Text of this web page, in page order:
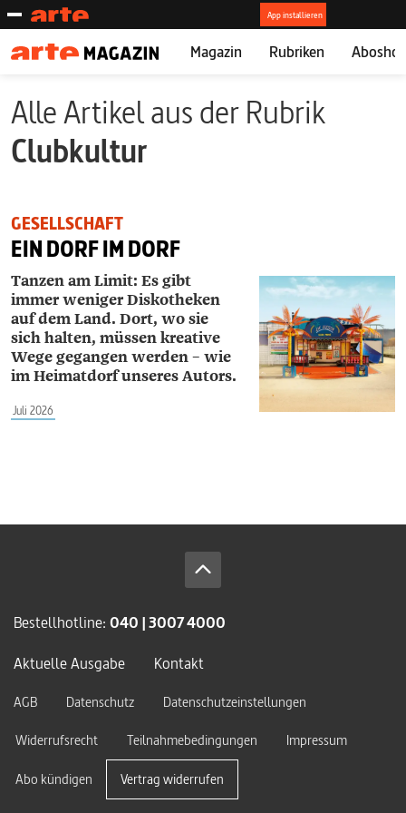
Magazin Rubriken
Alle Artikel aus der Rubrik
Clubkultur
GESELLSCHAFT
EIN DORF IM DORF
Tanzen am Limit: Es gibt
immer weniger Diskotheken
auf dem Land. Dort, wo sie
sich halten, müssen kreative
Wege gegangen werden – wie
im Heimatdorf unseres Autors.
Juli 2026
Bestellhotline: 040 | 3007 4000
Aktuelle Ausgabe
Kontakt
AGB Datenschutz
Datenschutzeinstellungen
Widerrufsrecht
Teilnahmebedingungen Impressum
Abo kündigen Vertrag widerrufen